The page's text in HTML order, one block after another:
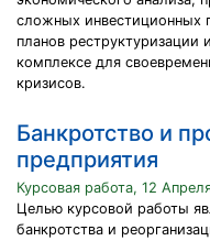
сложных инвестиционных
планов
комплексе для
кризисов.
Банкротство и
предприятия
Курсовая работа, 12
Целью курсовой работы
банкротства и